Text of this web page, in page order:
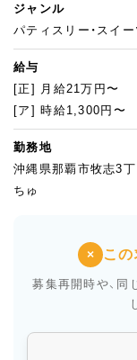
ジャンル
パティスリー・スイ
給与
[正] 月給21万円〜
[ア] 時給1,300円〜
勤務地
沖縄県那覇市牧志3
ちゅ
× この
募集再開時や、同